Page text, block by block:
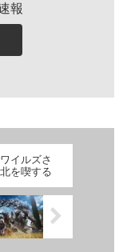
報
イルズさ
を喫する